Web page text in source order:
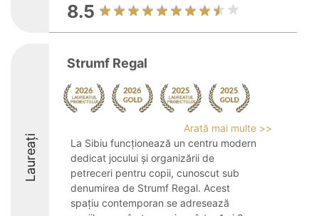
8.5
Laureați
Strumf Regal
Arată mai multe >>
La Sibiu funcționează un centru modern
dedicat jocului și organizării de
petreceri pentru copii, cunoscut sub
denumirea de Strumf Regal. Acest
spațiu contemporan se adresează